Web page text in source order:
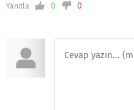
Yanıtla 0 0